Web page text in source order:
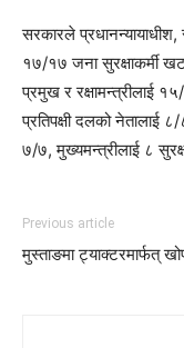
सरकारले
१७/१७ जना सुरक्षाकर्मी
प्रमुख र रक्षामन्त्रीलाई
प्रतिपक्षी दलको नेतालाई
७/७, मुख्यमन्त्रीलाई ८
Previous article
मुस्ताङमा ट्याक्टरमार्फत् खोप